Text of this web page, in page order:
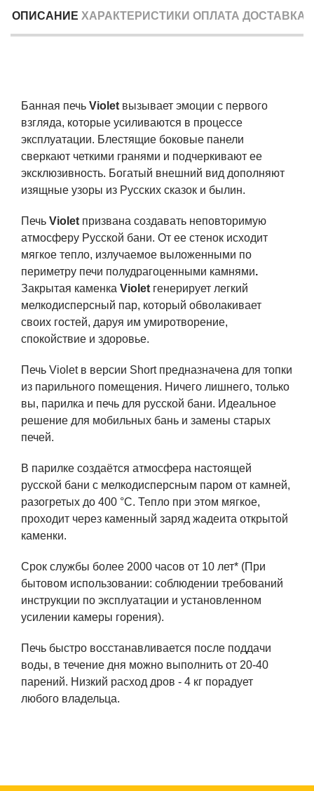
ОПИСАНИЕ ХАРАКТЕРИСТИКИ ОПЛАТА ДОСТАВКА
Банная печь Violet вызывает эмоции с первого
взгляда, которые усиливаются в процессе
эксплуатации. Блестящие боковые панели
сверкают четкими гранями и подчеркивают ее
эксклюзивность. Богатый внешний вид дополняют
изящные узоры из Русских сказок и былин.
Печь Violet призвана создавать неповторимую
атмосферу Русской бани. От ее стенок исходит
мягкое тепло, излучаемое выложенными по
периметру печи полудрагоценными камнями.
Закрытая каменка Violet генерирует легкий
мелкодисперсный пар, который обволакивает
своих гостей, даруя им умиротворение,
спокойствие и здоровье.
Печь Violet в версии Short предназначена для топки
из парильного помещения. Ничего лишнего, только
вы, парилка и печь для русской бани. Идеальное
решение для мобильных бань и замены старых
печей.
В парилке создаётся атмосфера настоящей
русской бани с мелкодисперсным паром от камней,
разогретых до 400 °C. Тепло при этом мягкое,
проходит через каменный заряд жадеита открытой
каменки.
Срок службы более 2000 часов от 10 лет* (При
бытовом использовании: соблюдении требований
инструкции по эксплуатации и установленном
усилении камеры горения).
Печь быстро восстанавливается после поддачи
воды, в течение дня можно выполнить от 20-40
парений. Низкий расход дров - 4 кг порадует
любого владельца.